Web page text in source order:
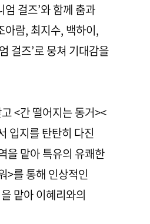
걸즈’와 함께 춤과
아람, 최지수, 백하이,
걸즈’로 뭉쳐 기대감을
<간 떨어지는 동거><
입지를 탄탄히 다진
을 맡아 특유의 유쾌한
>를 통해 인상적인
맡아 이혜리와의